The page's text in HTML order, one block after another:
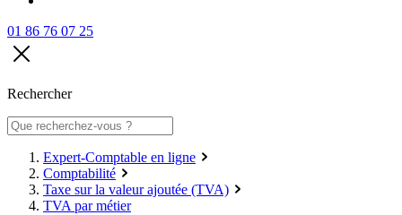
01 86 76 07 25
Rechercher
Expert-Comptable en ligne
Comptabilité
Taxe sur la valeur ajoutée (TVA)
TVA par métier